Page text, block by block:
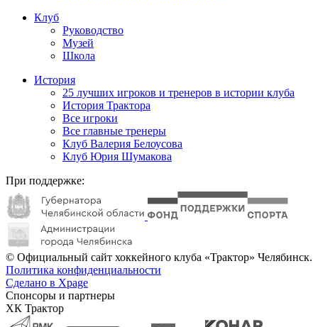
Клуб
Руководство
Музей
Школа
История
25 лучших игроков и тренеров в истории клуба
История Трактора
Все игроки
Все главные тренеры
Клуб Валерия Белоусова
Клуб Юрия Шумакова
При поддержке:
© Официальный сайт хоккейного клуба «Трактор» Челябинск.
Политика конфиденциальности
Сделано в Xpage
Спонсоры и партнеры
ХК Трактор